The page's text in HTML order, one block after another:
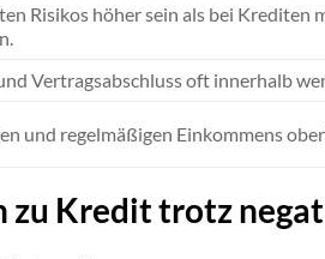
Risikos höher sein als bei
Vertragsabschluss oft innerhalb
und regelmäßigen Einkommens
zu Kredit trotz